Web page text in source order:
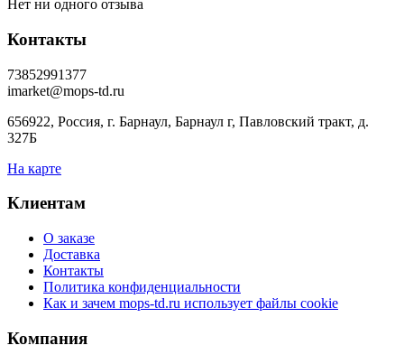
Нет ни одного отзыва
Контакты
73852991377
imarket@mops-td.ru
656922, Россия, г. Барнаул, Барнаул г, Павловский тракт, д.
327Б
На карте
Клиентам
О заказе
Доставка
Контакты
Политика конфиденциальности
Как и зачем mops-td.ru использует файлы cookie
Компания